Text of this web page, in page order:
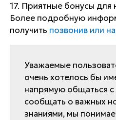
17. Приятные бонусы для
Более подробную
получить позвонив или
Уважаемые
очень хотелось бы
напрямую общаться с
сообщать о важных
знаниями, мы